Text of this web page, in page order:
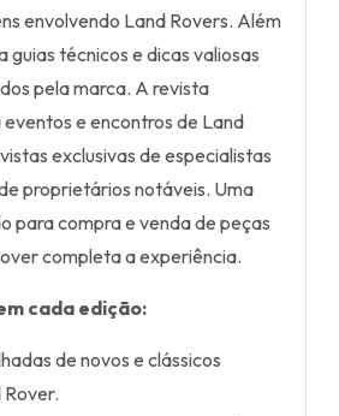
envolvendo Land Rovers. Além
guias técnicos e dicas valiosas
pela marca. A revista
e encontros de Land
exclusivas de especialistas
proprietários notáveis. Uma
para compra e venda de peças
completa a experiência.
cada edição:
de novos e clássicos